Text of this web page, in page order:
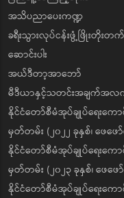
အသိပညာပေးကဏ္ဍ
ခရီးသွားလုပ်ငန်းဖွံ့ဖြိုးတိုးတ
ဆောင်းပါး
အယ်ဒီတာ့အာဘော်
မီဒီယာနှင့်သတင်းအချက်အ
နိုင်ငံတော်စီမံအုပ်ချုပ်ရေးက
မှတ်တမ်း (၂၀၂၂ ခုနှစ်၊ ဖေဖေ
နိုင်ငံတော်စီမံအုပ်ချုပ်ရေးက
မှတ်တမ်း (၂၀၂၃ ခုနှစ်၊ ဖေဖေ
နိုင်ငံတော်စီမံအုပ်ချုပ်ရေး